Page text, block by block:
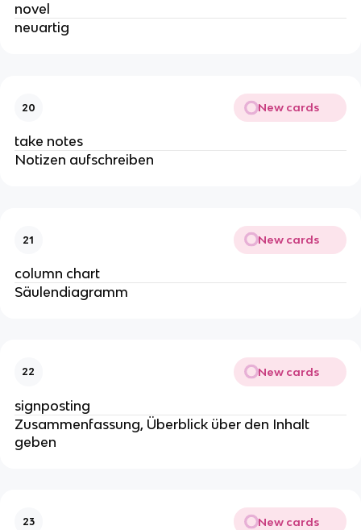
novel
neuartig
20 New cards
take notes
Notizen aufschreiben
21 New cards
column chart
Säulendiagramm
22 New cards
signposting
Zusammenfassung, Überblick über den Inhalt
geben
23 New cards